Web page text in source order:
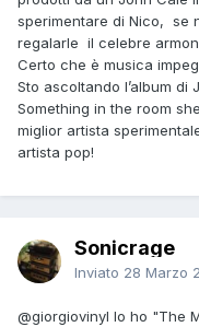
sperimentare di Nico, se
regalarle il celebre
Certo che è musica
Sto ascoltando l’album
Something in the room
miglior artista
artista pop!
Sonicrage
Inviato 28 Marzo
@giorgiovinyl Io ho "The